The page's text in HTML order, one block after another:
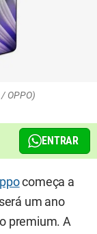
OPPO)
ENTRAR
começa a
um ano
premium. A